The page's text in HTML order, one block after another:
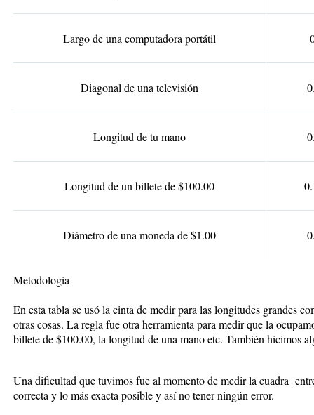
Largo de una computadora portátil
Diagonal de una televisión
Longitud de tu mano
Longitud de un billete de $100.00
Diámetro de una moneda de $1.00
Metodología
En esta tabla se usó la cinta de medir para las longitudes grandes
otras cosas. La regla fue otra herramienta para medir que la
billete de $100.00, la longitud de una mano etc. También hicimos
Una dificultad que tuvimos fue al momento de medir la cuadra
correcta y lo más exacta posible y así no tener ningún error.